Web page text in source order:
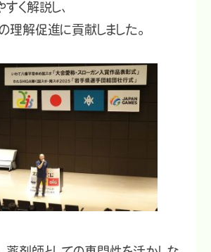
く解説し、
理解促進に貢献しました。